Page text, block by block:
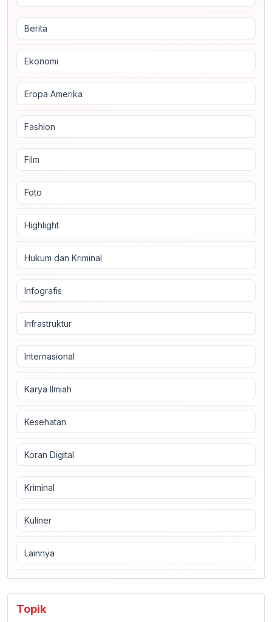
Berita
Ekonomi
Eropa Amerika
Fashion
Film
Foto
Highlight
Hukum dan Kriminal
Infografis
Infrastruktur
Internasional
Karya Ilmiah
Kesehatan
Koran Digital
Kriminal
Kuliner
Lainnya
Topik